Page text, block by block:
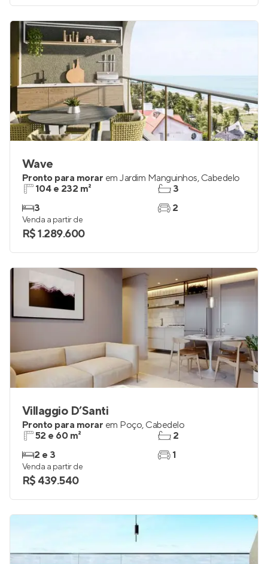
Wave
Pronto para morar em Jardim Manguinhos, Cabedelo
104 e 232 m²
3
3
2
Venda a partir de
R$ 1.289.600
Villaggio D’Santi
Pronto para morar em Poço, Cabedelo
52 e 60 m²
2 e 3
2
1
Venda a partir de
R$ 439.540